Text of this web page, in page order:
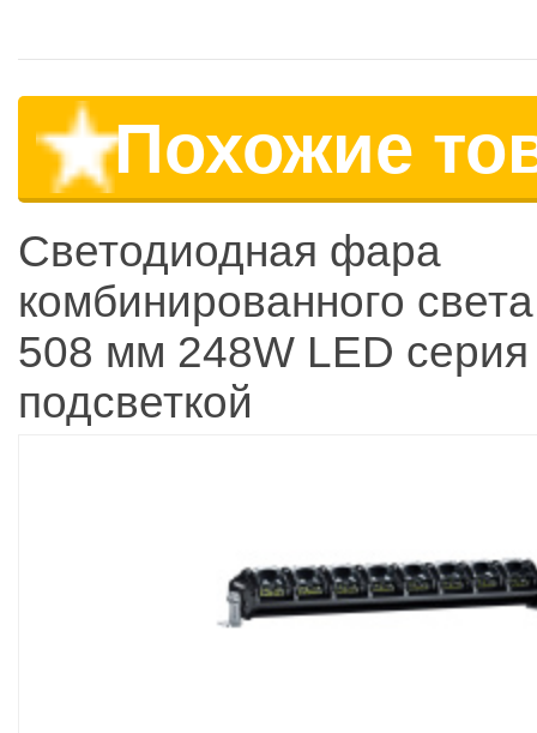
Похожие
Светодиодная фара
комбинированного
508 мм 248W LED
подсветкой